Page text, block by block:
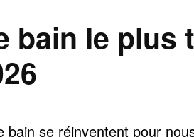
bain le plus
bain se réinventent pour